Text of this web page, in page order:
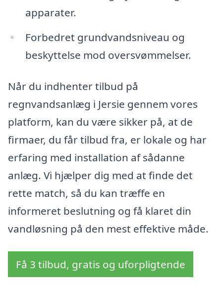
apparater.
Forbedret grundvandsniveau og
beskyttelse mod oversvømmelser.
Når du indhenter tilbud på
regnvandsanlæg i Jersie gennem vores
platform, kan du være sikker på, at de
firmaer, du får tilbud fra, er lokale og har
erfaring med installation af sådanne
anlæg. Vi hjælper dig med at finde det
rette match, så du kan træffe en
informeret beslutning og få klaret din
vandløsning på den mest effektive måde.
Få 3 tilbud, gratis og uforpligtende